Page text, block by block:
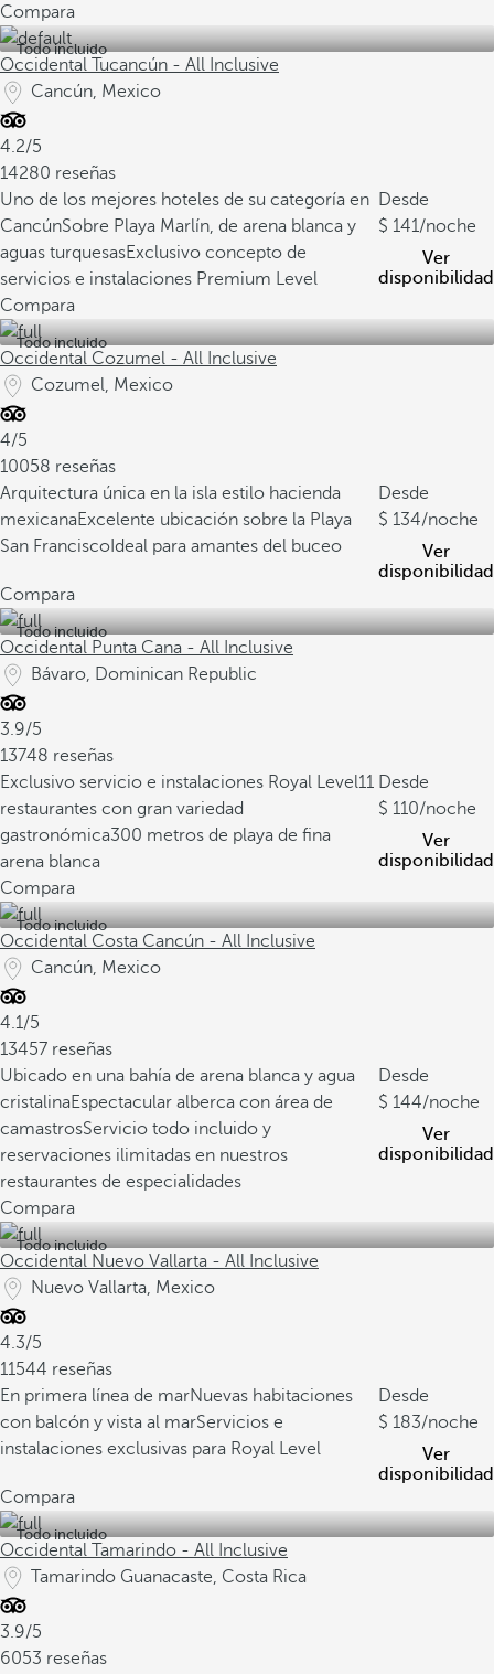
Compara
Todo incluido
Occidental Tucancún - All Inclusive
Cancún, Mexico
4.2/5
14280 reseñas
Uno de los mejores hoteles de su categoría en
CancúnSobre Playa Marlín, de arena blanca y
aguas turquesasExclusivo concepto de
servicios e instalaciones Premium Level
Desde
141/noche
Ver
disponibilidad
Compara
Todo incluido
Occidental Cozumel - All Inclusive
Cozumel, Mexico
4/5
10058 reseñas
Arquitectura única en la isla estilo hacienda
mexicanaExcelente ubicación sobre la Playa
San Francisco Ideal para amantes del buceo
Desde
134/noche
Ver
disponibilidad
Compara
Todo incluido
Occidental Punta Cana - All Inclusive
Bávaro, Dominican Republic
3.9/5
13748 reseñas
Exclusivo servicio e instalaciones Royal Level11
restaurantes con gran variedad
gastronómica300 metros de playa de fina
arena blanca
Desde
110/noche
Ver
disponibilidad
Compara
Todo incluido
Occidental Costa Cancún - All Inclusive
Cancún, Mexico
4.1/5
13457 reseñas
Ubicado en una bahía de arena blanca y agua
cristalinaEspectacular alberca con área de
camastrosServicio todo incluido y
reservaciones ilimitadas en nuestros
restaurantes de especialidades
Desde
144/noche
Ver
disponibilidad
Compara
Todo incluido
Occidental Nuevo Vallarta - All Inclusive
Nuevo Vallarta, Mexico
4.3/5
11544 reseñas
En primera línea de marNuevas habitaciones
con balcón y vista al marServicios e
instalaciones exclusivas para Royal Level
Desde
183/noche
Ver
disponibilidad
Compara
Todo incluido
Occidental Tamarindo - All Inclusive
Tamarindo Guanacaste, Costa Rica
3.9/5
6053 reseñas